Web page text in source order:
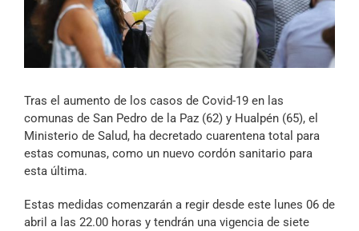
Reportajes
Columnas
Especiales
Archivo Sonoro
Tras el aumento de los casos de Covid-19 en las
comunas de San Pedro de la Paz (62) y Hualpén (65), el
Ministerio de Salud, ha decretado cuarentena total para
estas comunas, como un nuevo cordón sanitario para
esta última.
Estas medidas comenzarán a regir desde este lunes 06 de
abril a las 22.00 horas y tendrán una vigencia de siete